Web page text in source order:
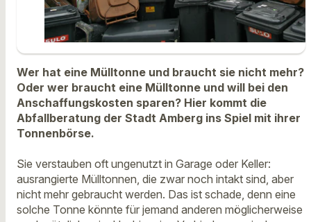
Wer hat eine Mülltonne und braucht sie nicht mehr?
Oder wer braucht eine Mülltonne und will bei den
Anschaffungskosten sparen? Hier kommt die
Abfallberatung der Stadt Amberg ins Spiel mit ihrer
Tonnenbörse.
Sie verstauben oft ungenutzt in Garage oder Keller:
ausrangierte Mülltonnen, die zwar noch intakt sind, aber
nicht mehr gebraucht werden. Das ist schade, denn eine
solche Tonne könnte für jemand anderen möglicherweise